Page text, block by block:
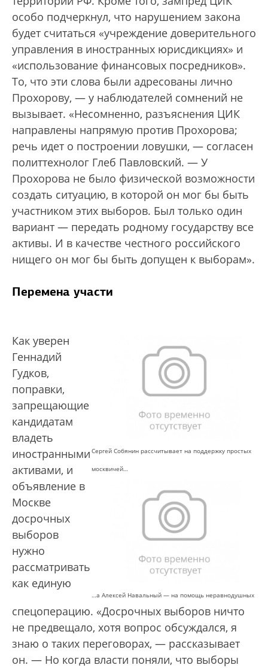
особо подчеркнул, что нарушением закона
будет считаться «учреждение доверительного
управления в иностранных юрисдикциях» и
«использование финансовых посредников».
То, что эти слова были адресованы лично
Прохорову, — у наблюдателей сомнений не
вызывает. «Несомненно, разъяснения ЦИК
направлены напрямую против Прохорова;
речь идет о построении ловушки, — согласен
политтехнолог Глеб Павловский. — У
Прохорова не было физической возможности
создать ситуацию, в которой он мог бы быть
участником этих выборов. Был только один
вариант — передать родному государству все
активы. И в качестве честного российского
нищего он мог бы быть допущен к выборам».
Перемена участи
Сергей Собянин рассчитывает на поддержку простых
москвичей…
…а Алексей Навальный — на помощь неравнодушных
Как уверен
Геннадий
Гудков,
поправки,
запрещающие
кандидатам
владеть
иностранными
активами, и
объявление в
Москве
досрочных
выборов
нужно
рассматривать
как единую
спецоперацию. «Досрочных выборов ничто
не предвещало, хотя вопрос обсуждался, я
знаю о таких переговорах, — рассказывает
он. — Но когда власти поняли, что выборы